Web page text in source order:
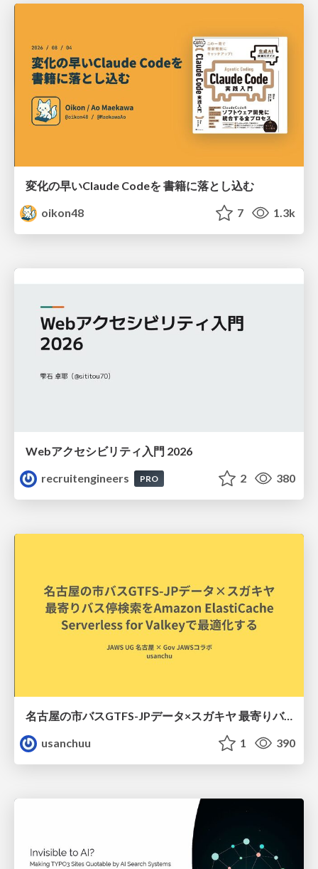
変化の早いClaude Codeを 書籍に落とし込む
oikon48
7 1.3k
Webアクセシビリティ入門 2026
recruitengineers
PRO 2 380
名古屋の市バスGTFS-JPデータ×スガキヤ 最寄りバス停検索をAmazon ElastiCache Serverless for Valkeyで最適化する
usanchuu
1 390